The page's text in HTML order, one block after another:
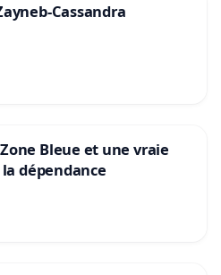
Cassandra
Bleue et une vraie
dépendance